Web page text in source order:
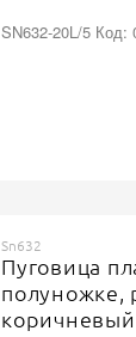
SN632-20L/5 Код:
Sn632
Пуговица
полуножке,
коричневый